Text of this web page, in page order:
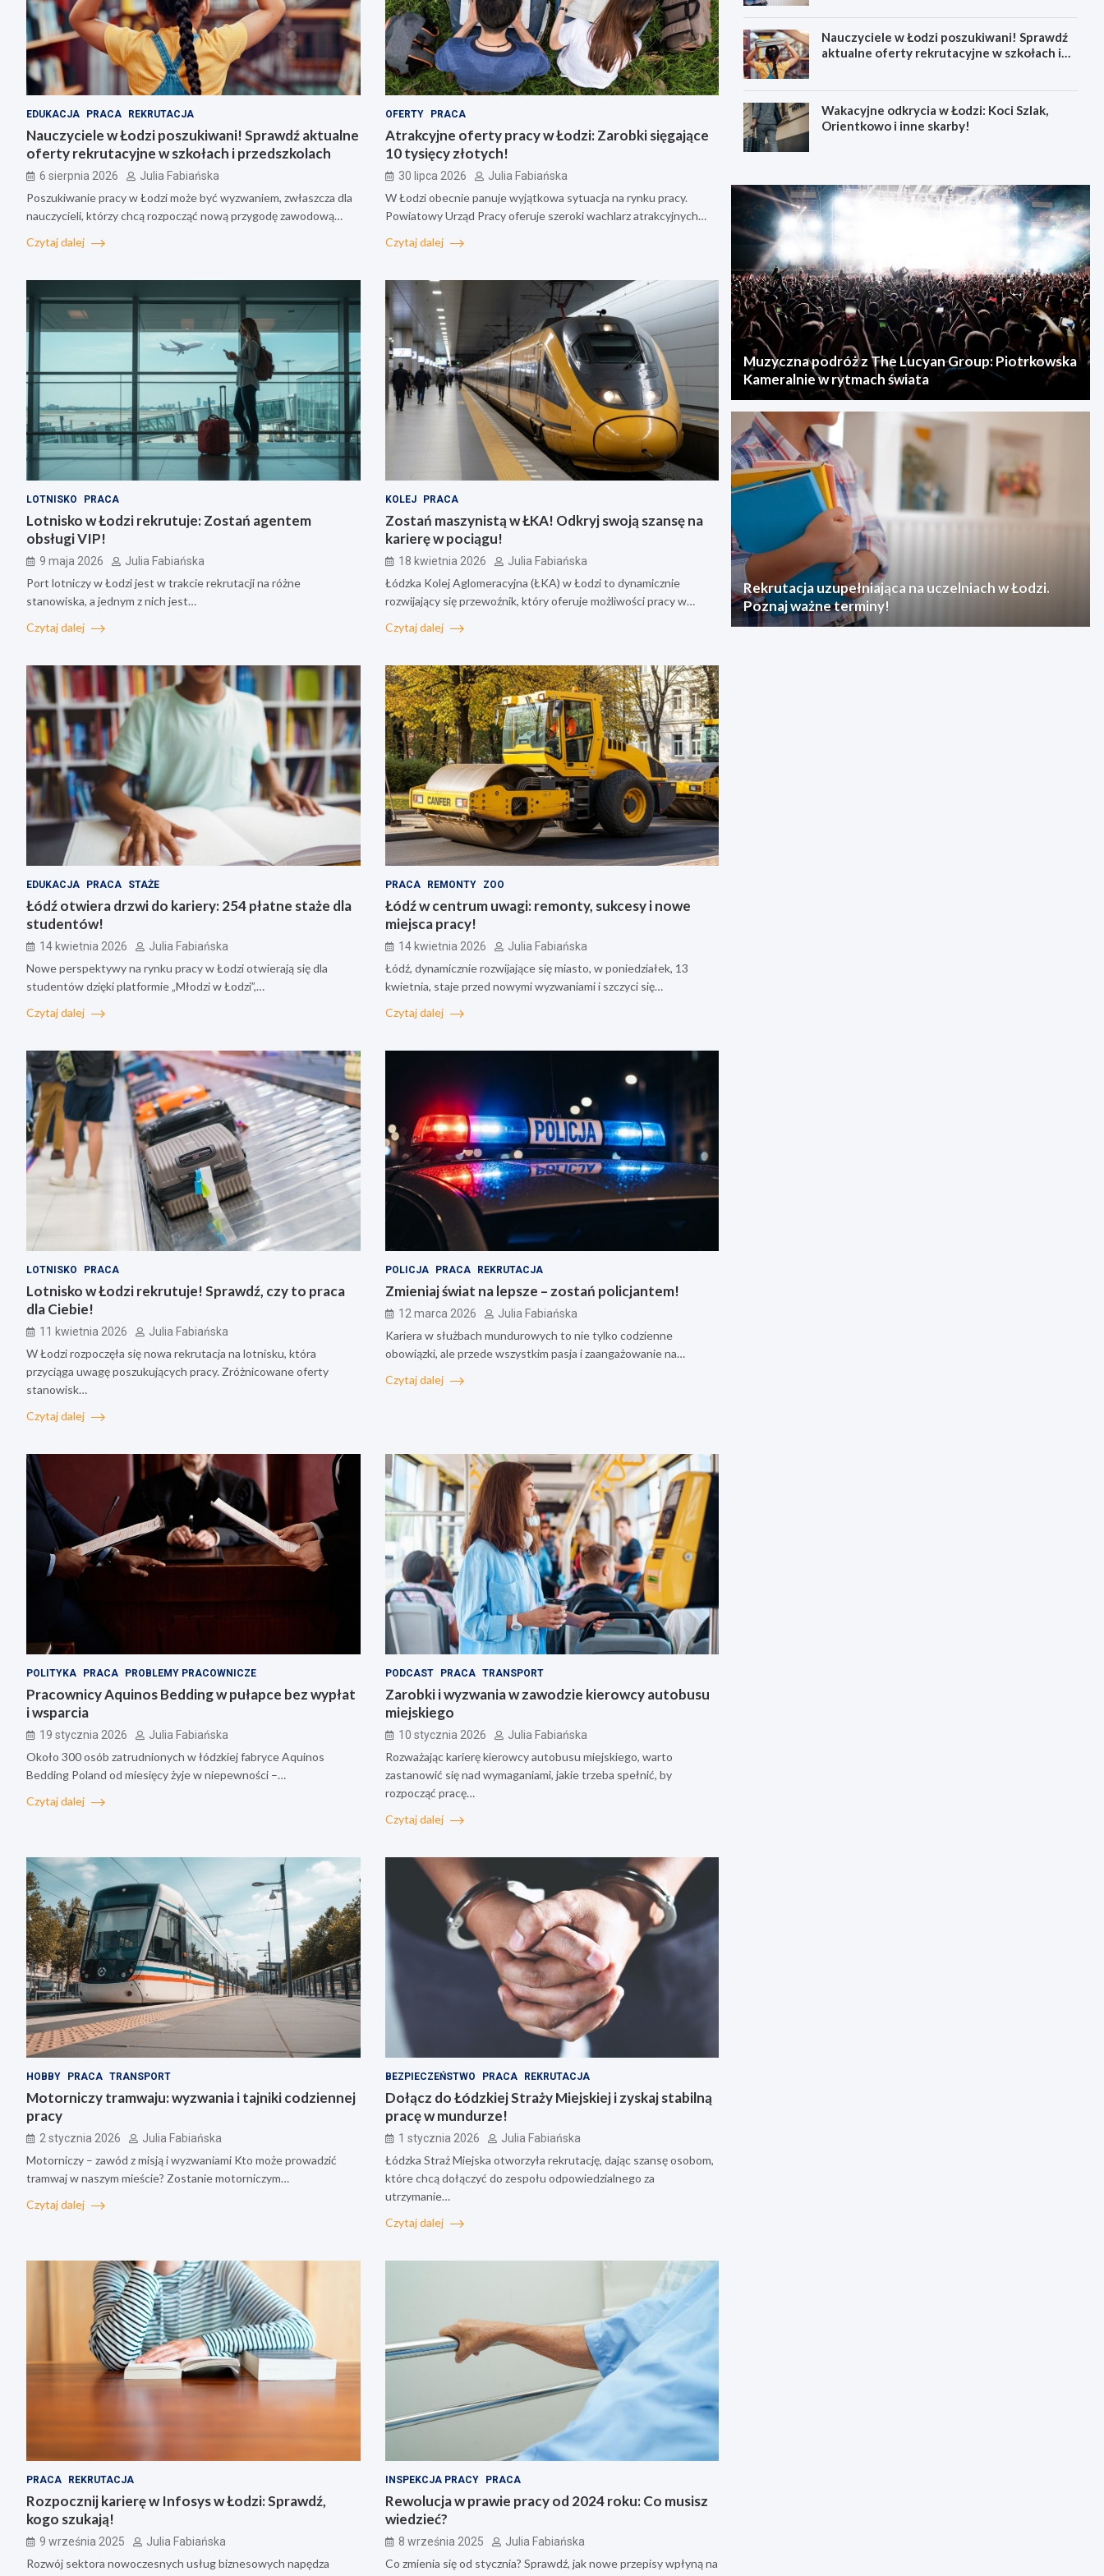
EDUKACJA PRACA REKRUTACJA
Nauczyciele w Łodzi poszukiwani! Sprawdź aktualne
oferty rekrutacyjne w szkołach i przedszkolach
6 sierpnia 2026 Julia Fabiańska
Poszukiwanie pracy w Łodzi może być wyzwaniem, zwłaszcza dla
nauczycieli, którzy chcą rozpocząć nową przygodę zawodową…
Czytaj dalej
OFERTY PRACA
Atrakcyjne oferty pracy w Łodzi: Zarobki sięgające
10 tysięcy złotych!
30 lipca 2026 Julia Fabiańska
W Łodzi obecnie panuje wyjątkowa sytuacja na rynku pracy.
Powiatowy Urząd Pracy oferuje szeroki wachlarz atrakcyjnych…
Czytaj dalej
LOTNISKO PRACA
Lotnisko w Łodzi rekrutuje: Zostań agentem
obsługi VIP!
9 maja 2026 Julia Fabiańska
Port lotniczy w Łodzi jest w trakcie rekrutacji na różne
stanowiska, a jednym z nich jest…
Czytaj dalej
KOLEJ PRACA
Zostań maszynistą w ŁKA! Odkryj swoją szansę na
karierę w pociągu!
18 kwietnia 2026 Julia Fabiańska
Łódzka Kolej Aglomeracyjna (ŁKA) w Łodzi to dynamicznie
rozwijający się przewoźnik, który oferuje możliwości pracy w…
Czytaj dalej
EDUKACJA PRACA STAŻE
Łódź otwiera drzwi do kariery: 254 płatne staże dla
studentów!
14 kwietnia 2026 Julia Fabiańska
Nowe perspektywy na rynku pracy w Łodzi otwierają się dla
studentów dzięki platformie „Młodzi w Łodzi”,…
Czytaj dalej
PRACA REMONTY ZOO
Łódź w centrum uwagi: remonty, sukcesy i nowe
miejsca pracy!
14 kwietnia 2026 Julia Fabiańska
Łódź, dynamicznie rozwijające się miasto, w poniedziałek, 13
kwietnia, staje przed nowymi wyzwaniami i szczyci się…
Czytaj dalej
LOTNISKO PRACA
Lotnisko w Łodzi rekrutuje! Sprawdź, czy to praca
dla Ciebie!
11 kwietnia 2026 Julia Fabiańska
W Łodzi rozpoczęła się nowa rekrutacja na lotnisku, która
przyciąga uwagę poszukujących pracy. Zróżnicowane oferty
stanowisk…
Czytaj dalej
POLICJA PRACA REKRUTACJA
Zmieniaj świat na lepsze – zostań policjantem!
12 marca 2026 Julia Fabiańska
Kariera w służbach mundurowych to nie tylko codzienne
obowiązki, ale przede wszystkim pasja i zaangażowanie na…
Czytaj dalej
POLITYKA PRACA PROBLEMY PRACOWNICZE
Pracownicy Aquinos Bedding w pułapce bez wypłat
i wsparcia
19 stycznia 2026 Julia Fabiańska
Około 300 osób zatrudnionych w łódzkiej fabryce Aquinos
Bedding Poland od miesięcy żyje w niepewności –…
Czytaj dalej
PODCAST PRACA TRANSPORT
Zarobki i wyzwania w zawodzie kierowcy autobusu
miejskiego
10 stycznia 2026 Julia Fabiańska
Rozważając karierę kierowcy autobusu miejskiego, warto
zastanowić się nad wymaganiami, jakie trzeba spełnić, by
rozpocząć pracę…
Czytaj dalej
HOBBY PRACA TRANSPORT
Motorniczy tramwaju: wyzwania i tajniki codziennej
pracy
2 stycznia 2026 Julia Fabiańska
Motorniczy – zawód z misją i wyzwaniami Kto może prowadzić
tramwaj w naszym mieście? Zostanie motorniczym…
Czytaj dalej
BEZPIECZEŃSTWO PRACA REKRUTACJA
Dołącz do Łódzkiej Straży Miejskiej i zyskaj stabilną
pracę w mundurze!
1 stycznia 2026 Julia Fabiańska
Łódzka Straż Miejska otworzyła rekrutację, dając szansę osobom,
które chcą dołączyć do zespołu odpowiedzialnego za
utrzymanie…
Czytaj dalej
PRACA REKRUTACJA
Rozpocznij karierę w Infosys w Łodzi: Sprawdź,
kogo szukają!
9 września 2025 Julia Fabiańska
Rozwój sektora nowoczesnych usług biznesowych napędza
INSPEKCJA PRACY PRACA
Rewolucja w prawie pracy od 2024 roku: Co musisz
wiedzieć?
8 września 2025 Julia Fabiańska
Co zmienia się od stycznia? Sprawdź, jak nowe przepisy wpłyną na
Nauczyciele w Łodzi poszukiwani! Sprawdź
aktualne oferty rekrutacyjne w szkołach i
Wakacyjne odkrycia w Łodzi: Koci Szlak,
Orientkowo i inne skarby!
Muzyczna podróż z The Lucyan Group: Piotrkowska
Kameralnie w rytmach świata
Rekrutacja uzupełniająca na uczelniach w Łodzi.
Poznaj ważne terminy!